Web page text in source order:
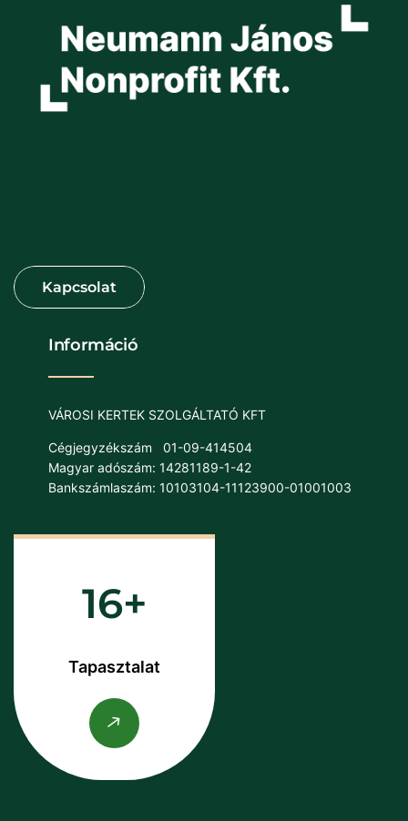
Információ
VÁROSI KERTEK SZOLGÁLTATÓ KFT
Cégjegyzékszám
01-09-414504
Magyar adószám: 14281189-1-42
Bankszámlaszám: 10103104-11123900-01001003
16
Tapasztalat